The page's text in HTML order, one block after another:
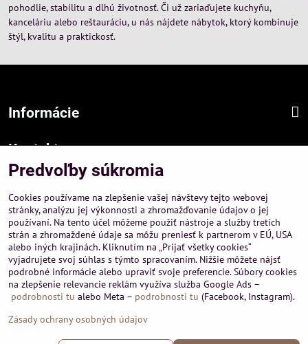
pohodlie, stabilitu a dlhú životnosť. Či už zariaďujete kuchyňu,
kanceláriu alebo reštauráciu, u nás nájdete nábytok, ktorý kombinuje
štýl, kvalitu a praktickosť.
Informácie
Kontakt
Sídlo firmy :
Hurbanová 3807/21, 03601 Martin
Prevádzka a obchodné informácie :
A-PEMA, s.r.o.
Severná 14, 03601 Martin
+421 911 532545
+421 903 807209
©2026Copyright
Predvoľby súkromia
Cookies používame na zlepšenie vašej návštevy tejto webovej
stránky, analýzu jej výkonnosti a zhromažďovanie údajov o jej
používaní. Na tento účel môžeme použiť nástroje a služby tretích
strán a zhromaždené údaje sa môžu preniesť k partnerom v EÚ, USA
alebo iných krajinách. Kliknutím na „Prijať všetky cookies“
vyjadrujete svoj súhlas s týmto spracovaním. Nižšie môžete nájsť
podrobné informácie alebo upraviť svoje preferencie. Súbory cookies
na zlepšenie relevancie reklám využíva služba Google Ads –
podrobnosti tu alebo Meta – podrobnosti tu (Facebook, Instagram).
Zásady ochrany osobných údajov